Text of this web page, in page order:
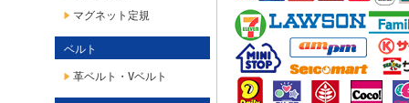
マグネット定規
ベルト
革ベルト・Vベルト